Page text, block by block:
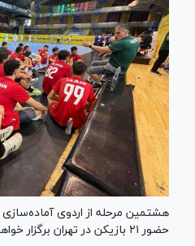
هشتمین مرحله از اردوی
حضور ۲۱ بازیکن در تهران برگزار خواهد شد.